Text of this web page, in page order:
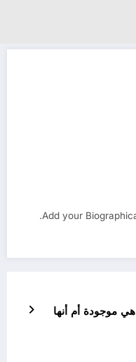
Add your
موجودة أم أنها